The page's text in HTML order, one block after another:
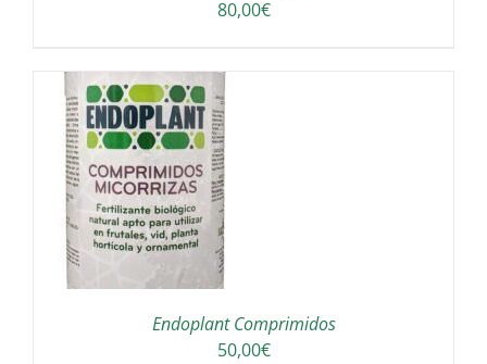
80,00€
Endoplant Comprimidos
50,00€